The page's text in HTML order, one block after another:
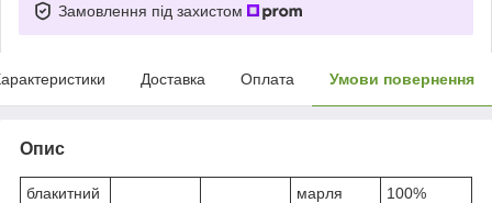
Замовлення під захистом
Доставка Оплата Умови повернення
Опис
блакитний марля
100%